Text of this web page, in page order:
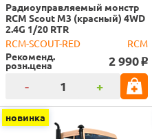
Радиоуправляемый монстр
RCM Scout M3 (красный) 4WD
2.4G 1/20 RTR
RCM-SCOUT-RED
RCM
Рекоменд.
розн.цена 2 990 o
- +
новинка